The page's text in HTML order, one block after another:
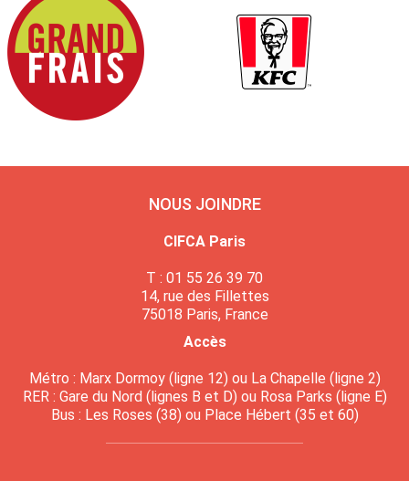
NOUS JOINDRE
CIFCA Paris
T : 01 55 26 39 70
14, rue des Fillettes
75018 Paris, France
Accès
Métro : Marx Dormoy (ligne 12) ou La Chapelle (ligne 2)
RER : Gare du Nord (lignes B et D) ou Rosa Parks (ligne E)
Bus : Les Roses (38) ou Place Hébert (35 et 60)